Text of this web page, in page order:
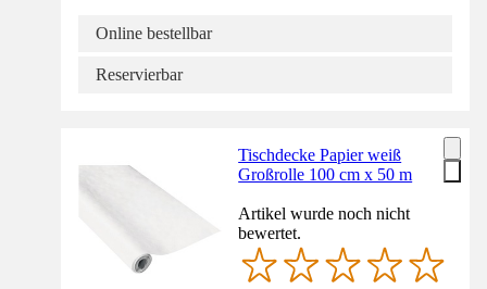
Online bestellbar
Reservierbar
Tischdecke Papier weiß
Großrolle 100 cm x 50 m
Artikel wurde noch nicht
bewertet.